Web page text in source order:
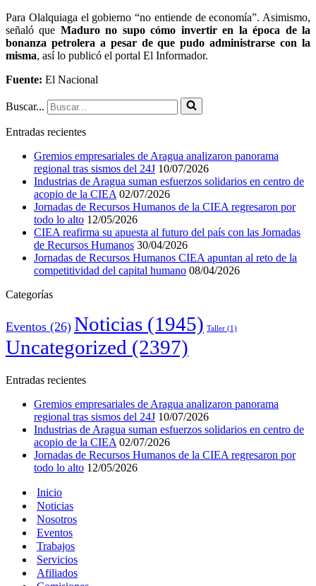
Para Olalquiaga el gobierno “no entiende de economía”. Asimismo,
señaló que Maduro no supo cómo invertir en la época de la
bonanza petrolera a pesar de que pudo administrarse con la
misma, así lo publicó el portal El Informador.
Fuente: El Nacional
Buscar...
Entradas recientes
Gremios empresariales de Aragua analizaron panorama
regional tras sismos del 24J 10/07/2026
Industrias de Aragua suman esfuerzos solidarios en centro de
acopio de la CIEA 02/07/2026
Jornadas de Recursos Humanos de la CIEA regresaron por
todo lo alto 12/05/2026
CIEA reafirma su apuesta al futuro del país con las Jornadas
de Recursos Humanos 30/04/2026
Jornadas de Recursos Humanos CIEA apuntan al reto de la
competitividad del capital humano 08/04/2026
Categorías
Eventos (26) Noticias (1945) Taller (1)
Uncategorized (2397)
Entradas recientes
Gremios empresariales de Aragua analizaron panorama
regional tras sismos del 24J 10/07/2026
Industrias de Aragua suman esfuerzos solidarios en centro de
acopio de la CIEA 02/07/2026
Jornadas de Recursos Humanos de la CIEA regresaron por
todo lo alto 12/05/2026
Inicio
Noticias
Nosotros
Eventos
Trabajos
Servicios
Afiliados